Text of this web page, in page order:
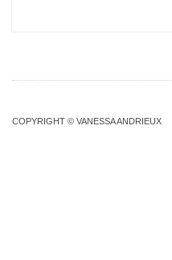
COPYRIGHT © VANESSA ANDRIEUX